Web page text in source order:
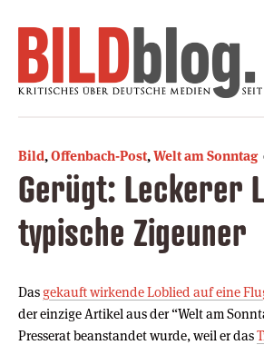
Bild,Offenbach-Post,Welt am Sonntag
Gerügt: Leckerer
typische Zigeuner
Das gekauft wirkende Loblied auf eine
der einzige Artikel aus der “Welt am
Presserat beanstandet wurde, weil er das